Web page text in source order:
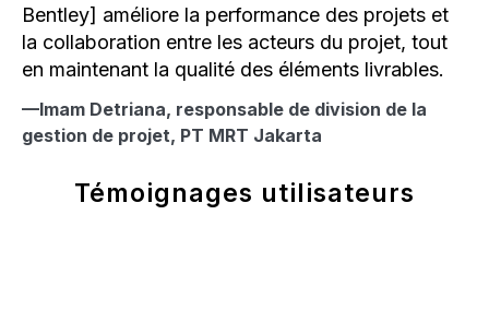
Bentley] améliore la performance des projets et
la collaboration entre les acteurs du projet, tout
en maintenant la qualité des éléments livrables.
—Imam Detriana, responsable de division de la
gestion de projet, PT MRT Jakarta
Témoignages utilisateurs